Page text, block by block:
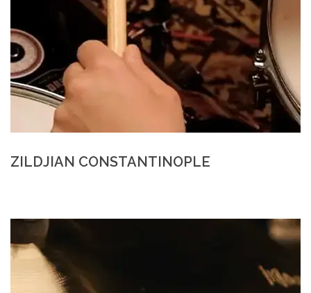
ZILDJIAN CONSTANTINOPLE